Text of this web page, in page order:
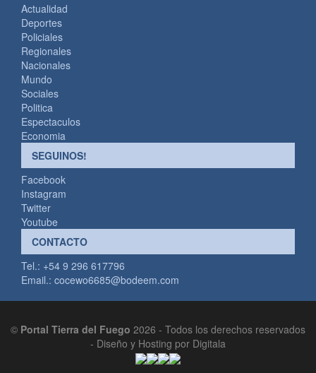
Actualidad
Deportes
Policiales
Regionales
Nacionales
Mundo
Sociales
Politica
Espectaculos
Economia
SEGUINOS!
Facebook
Instagram
Twitter
Youtube
CONTACTO
Tel.: +54 9 296 617796
Email.: cocewo6685@bodeem.com
© Portal Tierra del Fuego 2026 - Todos los derechos reservados
- Diseño y Hosting por Digitala